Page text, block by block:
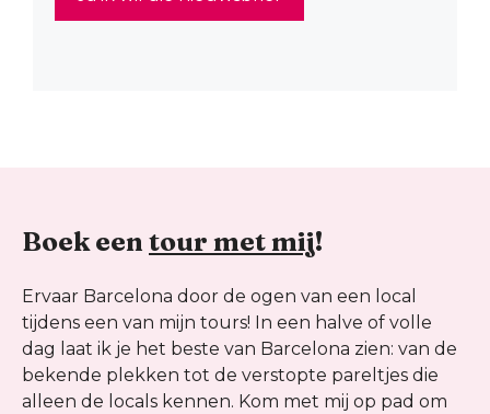
Boek een tour met mij!
Ervaar Barcelona door de ogen van een local
tijdens een van mijn tours! In een halve of volle
dag laat ik je het beste van Barcelona zien: van de
bekende plekken tot de verstopte pareltjes die
alleen de locals kennen. Kom met mij op pad om